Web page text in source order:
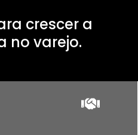
crescer a
no varejo.